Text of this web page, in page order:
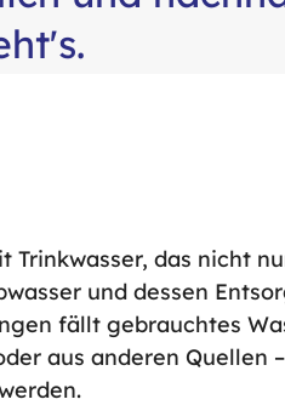
Trinkwasser, das nicht
und dessen
fällt gebrauchtes
aus anderen